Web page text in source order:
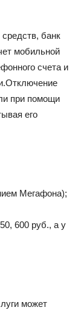
банк
мобильной
счета и
при помощи
его
Мегафона);
600 руб., а у
может